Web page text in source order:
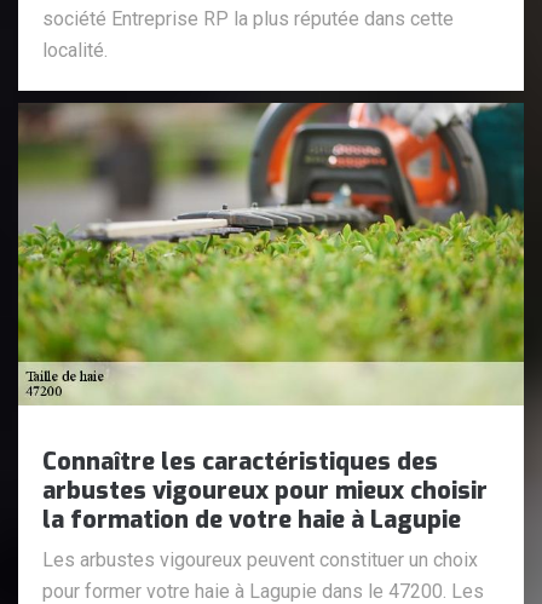
société Entreprise RP la plus réputée dans cette
localité.
Connaître les caractéristiques des
arbustes vigoureux pour mieux choisir
la formation de votre haie à Lagupie
Les arbustes vigoureux peuvent constituer un choix
pour former votre haie à Lagupie dans le 47200. Les